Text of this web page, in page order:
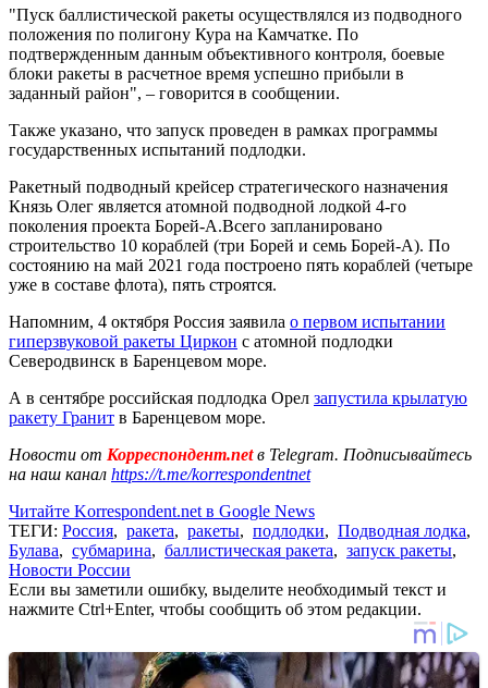
"Пуск баллистической ракеты осуществлялся из подводного
положения по полигону Кура на Камчатке. По
подтвержденным данным объективного контроля, боевые
блоки ракеты в расчетное время успешно прибыли в
заданный район", – говорится в сообщении.
Также указано, что запуск проведен в рамках программы
государственных испытаний подлодки.
Ракетный подводный крейсер стратегического назначения
Князь Олег является атомной подводной лодкой 4-го
поколения проекта Борей-А.Всего запланировано
строительство 10 кораблей (три Борей и семь Борей-А). По
состоянию на май 2021 года построено пять кораблей (четыре
уже в составе флота), пять строятся.
Напомним, 4 октября Россия заявила о первом испытании
гиперзвуковой ракеты Циркон с атомной подлодки
Северодвинск в Баренцевом море.
А в сентябре российская подлодка Орел запустила крылатую
ракету Гранит в Баренцевом море.
Новости от Корреспондент.netв Telegram. Подписывайтесь
на наш канал https://t.me/korrespondentnet
Читайте Korrespondent.net в Google News
ТЕГИ: Россия, ракета, ракеты, подлодки, Подводная лодка,
Булава, субмарина, баллистическая ракета, запуск ракеты,
Новости России
Если вы заметили ошибку, выделите необходимый текст и
нажмите Ctrl+Enter, чтобы сообщить об этом редакции.